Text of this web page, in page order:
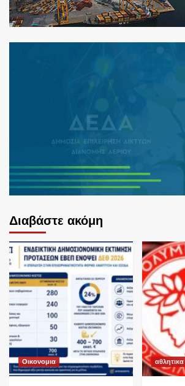
Διαβάστε ακόμη
Οικονομια αθλητικα